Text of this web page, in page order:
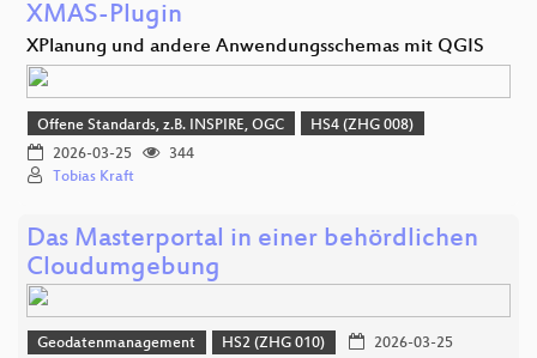
XMAS-Plugin
XPlanung und andere Anwendungsschemas mit QGIS
Offene Standards, z.B. INSPIRE, OGC
HS4 (ZHG 008)
2026-03-25
344
Tobias Kraft
Das Masterportal in einer behördlichen
Cloudumgebung
Geodatenmanagement HS2 (ZHG 010)
2026-03-25